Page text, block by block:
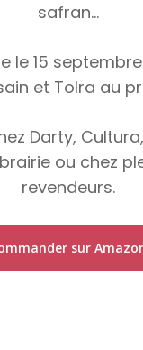
safran…
le 15
et Tolra au
Darty,
ou chez
revendeurs.